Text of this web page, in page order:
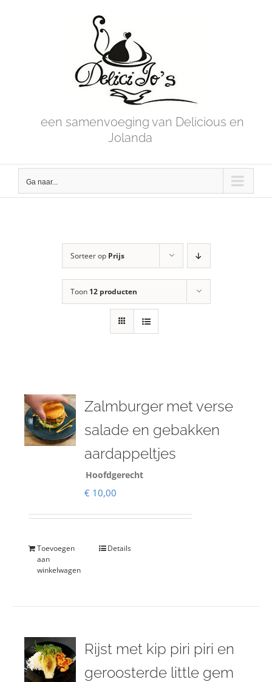
een samenvoeging van Delicious en
Jolanda
Ga naar...
Sorteer op Prijs
Toon 12 producten
Zalmburger met verse
salade en gebakken
aardappeltjes
Hoofdgerecht
€ 10,00
Toevoegen
aan
winkelwagen
Details
Rijst met kip piri piri en
geroosterde little gem